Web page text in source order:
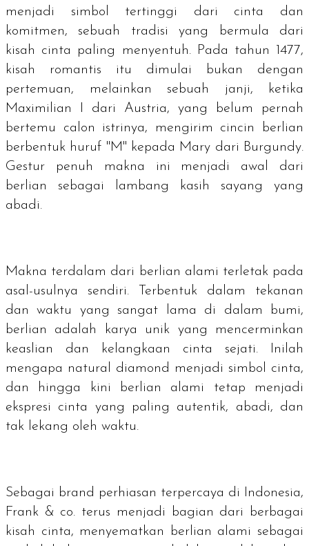
menjadi simbol tertinggi dari cinta dan
komitmen, sebuah tradisi yang bermula dari
kisah cinta paling menyentuh. Pada tahun 1477,
kisah romantis itu dimulai bukan dengan
pertemuan, melainkan sebuah janji, ketika
Maximilian I dari Austria, yang belum pernah
bertemu calon istrinya, mengirim cincin berlian
berbentuk huruf "M" kepada Mary dari Burgundy.
Gestur penuh makna ini menjadi awal dari
berlian sebagai lambang kasih sayang yang
abadi.
Makna terdalam dari berlian alami terletak pada
asal-usulnya sendiri. Terbentuk dalam tekanan
dan waktu yang sangat lama di dalam bumi,
berlian adalah karya unik yang mencerminkan
keaslian dan kelangkaan cinta sejati. Inilah
mengapa natural diamond menjadi simbol cinta,
dan hingga kini berlian alami tetap menjadi
ekspresi cinta yang paling autentik, abadi, dan
tak lekang oleh waktu.
Sebagai brand perhiasan terpercaya di Indonesia,
Frank & co. terus menjadi bagian dari berbagai
kisah cinta, menyematkan berlian alami sebagai